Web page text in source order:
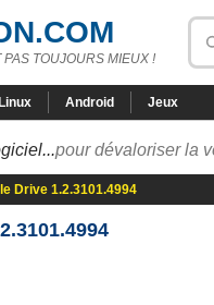
TOUJOURS MIEUX !
Linux Android Jeux
pour dévaloriser la
Drive 1.2.3101.4994